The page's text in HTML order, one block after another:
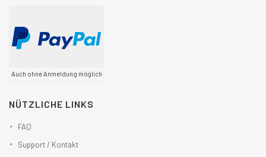
Auch ohne Anmeldung möglich
NÜTZLICHE LINKS
FAQ
Support / Kontakt